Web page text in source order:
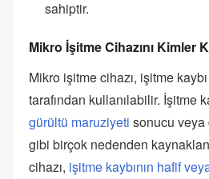
sahiptir.
Mikro İşitme Cihazını Kimler
Mikro işitme cihazı, işitme
tarafından kullanılabilir. İşitme
gürültü maruziyeti sonucu
gibi birçok nedenden
cihazı, işitme kaybının hafif